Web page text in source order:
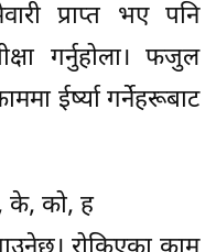
प्राप्त भए पनि
गर्नुहोला। फजुल
ईर्ष्या गर्नेहरूबाट
के, को, ह